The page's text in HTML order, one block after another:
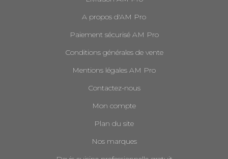
A propos d'AM Pro
Paiement sécurisé AM Pro
Conditions générales de vente
Mentions légales AM Pro
Contactez-nous
Mon compte
Plan du site
Nos marques